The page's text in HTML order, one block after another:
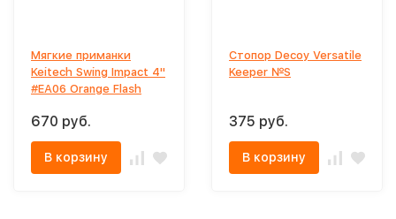
Мягкие приманки
Keitech Swing Impact 4"
#EA06 Orange Flash
670 руб.
В корзину
Стопор Decoy Versatile
Keeper №S
375 руб.
В корзину